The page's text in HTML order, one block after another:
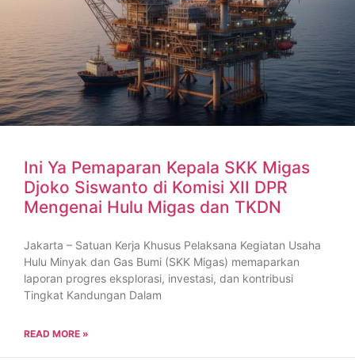
Ini Ya Pemaparan Kepala SKK Migas
Djoko Siswanto di Komisi XII DPR
Mengenai Hulu Migas dan TKDN
Jakarta – Satuan Kerja Khusus Pelaksana Kegiatan Usaha
Hulu Minyak dan Gas Bumi (SKK Migas) memaparkan
laporan progres eksplorasi, investasi, dan kontribusi
Tingkat Kandungan Dalam
READ MORE »